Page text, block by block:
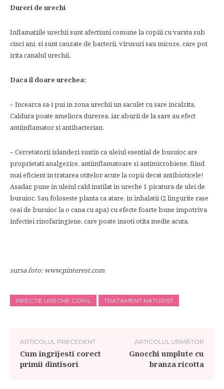
Dureri de urechi
Inflamatiile urechii sunt afectiuni comune la copiii cu varsta sub
cinci ani, si sunt cauzate de bacterii, virusuri sau micoze, care pot
irita canalul urechii.
Daca il doare urechea:
– Incearca sa-i pui in zona urechii un saculet cu sare incalzita.
Caldura poate ameliora durerea, iar aburii de la sare au efect
antiinflamator si antibacterian.
– Cercetatorii islandezi sustin ca uleiul esential de busuioc are
proprietati analgezice, antiinflamatoare si antimicrobiene, fiind
mai eficient in tratarea otitelor acute la copii decat antibioticele!
Asadar, pune in uleiul cald instilat in ureche 1 picatura de ulei de
busuioc. Sau foloseste planta ca atare, in inhalatii (2 lingurite rase
ceai de busuioc la o cana cu apa) cu efecte foarte bune impotriva
infectiei rinofaringiene, care poate insoti otita medie acuta.
sursa foto: www.pinterest.com
INFECTIE URECHE COPIL TRATAMENT NATURIST
ARTICOLUL PRECEDENT
Cum ingrijesti corect
primii dintisori
ARTICOLUL URMĂTOR
Gnocchi umplute cu
branza ricotta